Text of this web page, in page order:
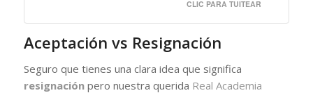
CLIC PARA TUITEAR
Aceptación vs Resignación
Seguro que tienes una clara idea que significa
resignaciónpero nuestra querida Real Academia